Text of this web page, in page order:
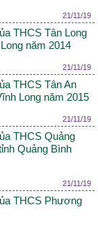
21/11/19
THCS Tân Long
năm 2014
21/11/19
THCS Tân An
Long năm 2015
21/11/19
THCS Quảng
Quảng Bình
21/11/19
THCS Phương